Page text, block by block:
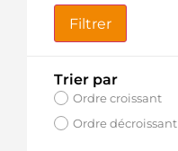
Filtrer
Trier par
Ordre croissant
Ordre décroissant